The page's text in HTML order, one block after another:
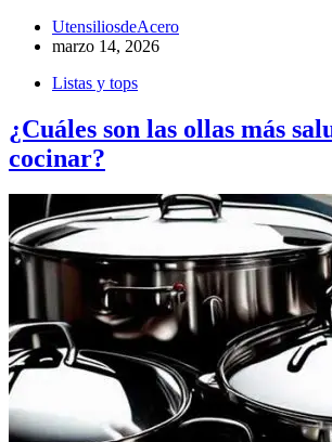
UtensiliosdeAcero
marzo 14, 2026
Listas y tops
¿Cuáles son las ollas más
cocinar?